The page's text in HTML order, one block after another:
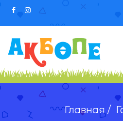
Главная /